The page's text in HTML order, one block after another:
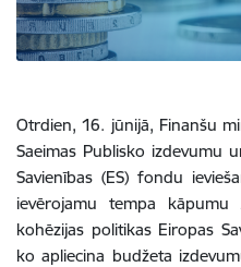
Otrdien, 16. jūnijā, Finanšu
Saeimas Publisko izdevumu
Savienības (ES) fondu
ievērojamu tempa kāpumu
kohēzijas politikas Eiropas
ko apliecina budžeta